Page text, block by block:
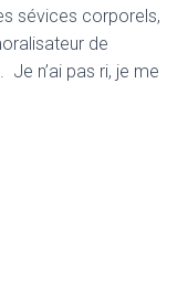
sévices corporels,
de
Je n’ai pas ri, je me